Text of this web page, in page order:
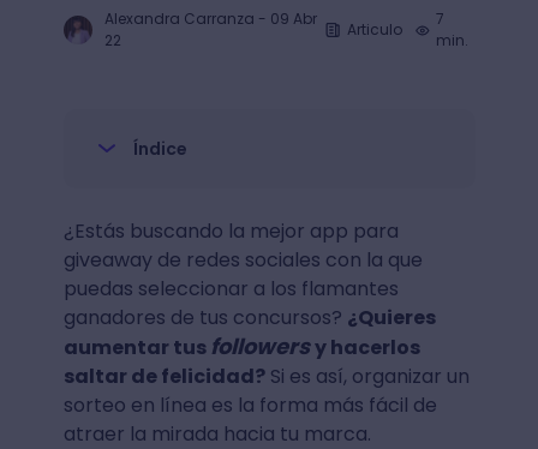
Alexandra Carranza - 09 Abr
22
Articulo
7
min.
Índice
¿Estás buscando la mejor app para
giveaway de redes sociales con la que
puedas seleccionar a los flamantes
ganadores de tus concursos? ¿Quieres
aumentar tus followersy hacerlos
saltar de felicidad?Si es así, organizar un
sorteo en línea es la forma más fácil de
atraer la mirada hacia tu marca.